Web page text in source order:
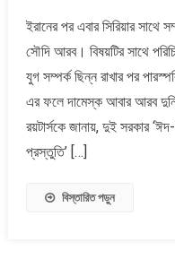
ইরানের পর এবার সিরিয়ার সাথে
সৌদি আরব। বিষয়টির সাথে
যুগ সম্পর্ক ছিন্ন রাখার পর
এর ফলে দামেস্ক আবার আরব
রয়টার্সকে জানায়, দুই সরকার
প্রস্তুতি’ […]
বিস্তারিত পড়ুন